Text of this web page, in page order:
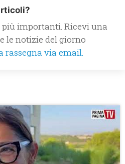
importanti. Ricevi una
le notizie del giorno
rassegna via email.